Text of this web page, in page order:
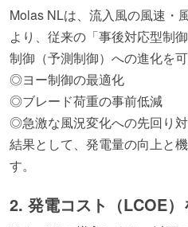
Molas NLは、流入風の風速・
より、従来の「事後対応型制
制御（予測制御）への進化を可
◎ヨー制御の最適化
◎ブレード荷重の事前低減
◎急激な風況変化への先回り
結果として、発電量の向上と
す。
2. 発電コスト（LCOE